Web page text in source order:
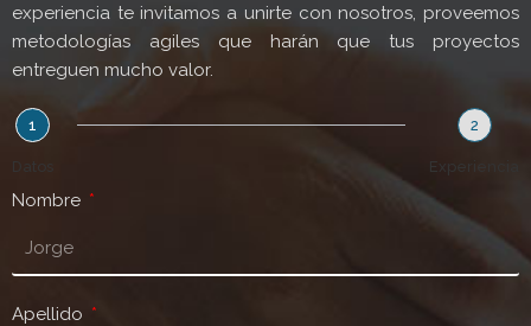
experiencia te invitamos a unirte con nosotros, proveemos
metodologías agiles que harán que tus proyectos
entreguen mucho valor.
1
Datos
2
Experiencia
Nombre
Apellido